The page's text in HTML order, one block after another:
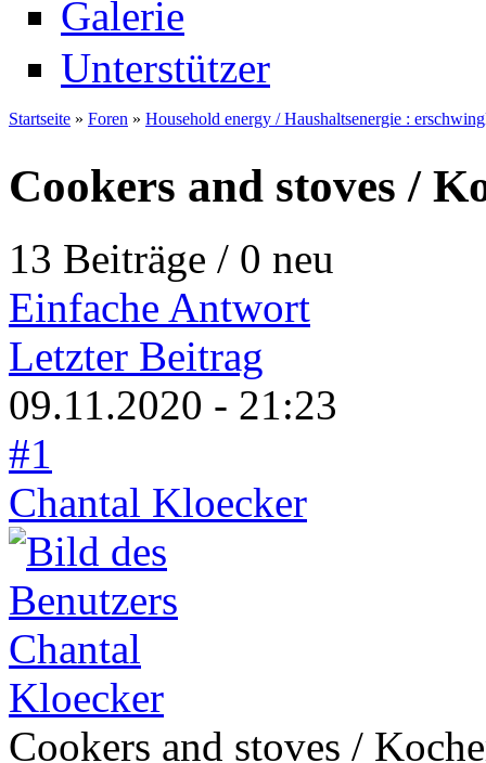
Galerie
Unterstützer
Startseite » Foren » Household energy / Haushaltsenergie :
Cookers and stoves /
13 Beiträge / 0 neu
Einfache Antwort
Letzter Beitrag
09.11.2020 - 21:23
#1
Chantal Kloecker
Cookers and stoves /